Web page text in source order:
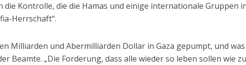
die Kontrolle, die die Hamas und einige internationale Gruppen
Herrschaft“.
Milliarden und Abermilliarden Dollar in Gaza gepumpt, und
Beamte. „Die Forderung, dass alle wieder so leben sollen wie